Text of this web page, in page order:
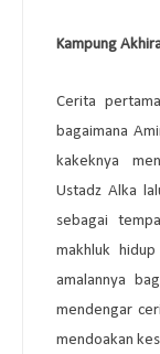
Kampung
Cerita
bagaimana
kakeknya
Ustadz Alka
sebagai
makhluk
amalannya
mendengar
mendoakan